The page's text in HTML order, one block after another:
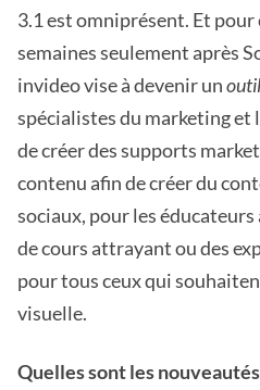
3.1 est omniprésent. Et pour
semaines seulement après
invideo vise à devenir un
spécialistes du marketing et
de créer des supports
contenu afin de créer du
sociaux, pour les
de cours attrayant ou des
pour tous ceux qui
visuelle.
Quelles sont les